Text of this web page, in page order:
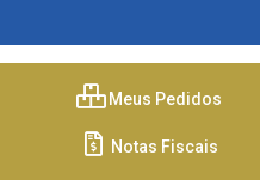
Meus Pedidos
Notas Fiscais